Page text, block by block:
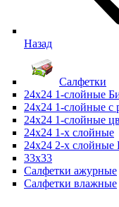
Назад
Салфетки
24х24 1-слойные
24х24 1-слойные с
24х24 1-слойные
24х24 1-х слойные
24х24 2-х слойные
33х33
Салфетки ажурные
Салфетки влажные